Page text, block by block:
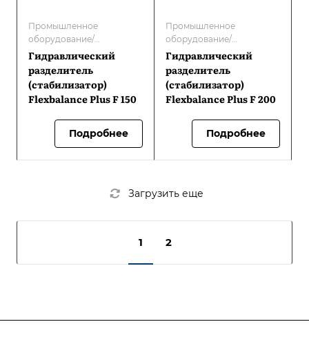
Промышленное
оборудование/
Гидравлические
Оборудование Flamco/
Гидравлические
разделители/
стабилизаторы
Гидравлический
разделитель
(стабилизатор)
Flexbalance Plus F 150
Подробнее
Промышленное
оборудование/
Гидравлические
Оборудование Flamco/
Гидравлические
разделители/
стабилизаторы
Гидравлический
разделитель
(стабилизатор)
Flexbalance Plus F 200
Подробнее
Загрузить еще
1 2